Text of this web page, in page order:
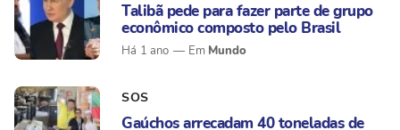
Talibã pede para fazer parte de grupo
econômico composto pelo Brasil
Há 1 ano Mundo
SOS
Gaúchos arrecadam 40 toneladas de